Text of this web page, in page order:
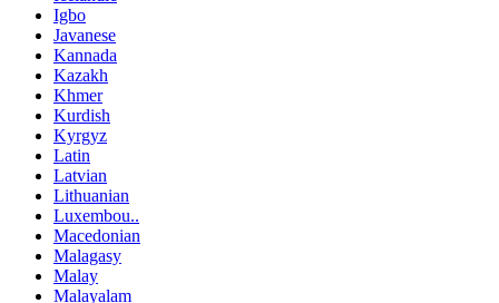
Igbo
Javanese
Kannada
Kazakh
Khmer
Kurdish
Kyrgyz
Latin
Latvian
Lithuanian
Luxembou..
Macedonian
Malagasy
Malay
Malayalam